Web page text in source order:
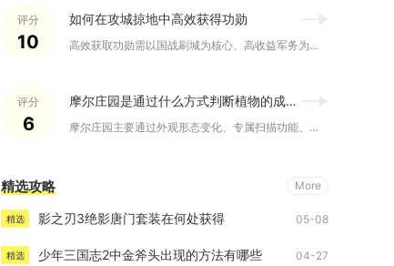
评分
10
如何在攻城掠地中高效获得功勋
高效获取功勋需以国战刷城为核心、高收益军务为稳定基础、副本与...
评分
6
摩尔庄园是通过什么方式判断植物的成熟程度
摩尔庄园主要通过外观形态变化、专属扫描功能、生长阶段判定三种...
精选攻略 More
精选 影之刃3绝影唐门套装在何处获得 05-08
精选 少年三国志2中金斧头出现的方法有哪些 04-27